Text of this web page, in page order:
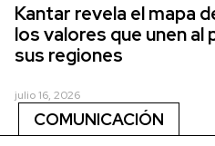
Kantar revela el mapa
los valores que unen al
sus regiones
julio 16, 2026
COMUNICACIÓN